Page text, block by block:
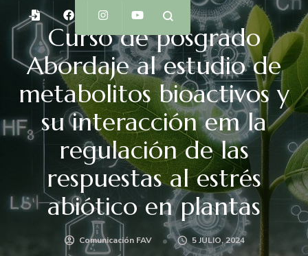
EVENTOS
Curso de posgrado
Abordaje al estudio de
metabolitos bioactivos y
su interacción em la
regulación de las
respuestas al estrés
abiótico en plantas
Comunicación FAV 5 JULIO, 2024